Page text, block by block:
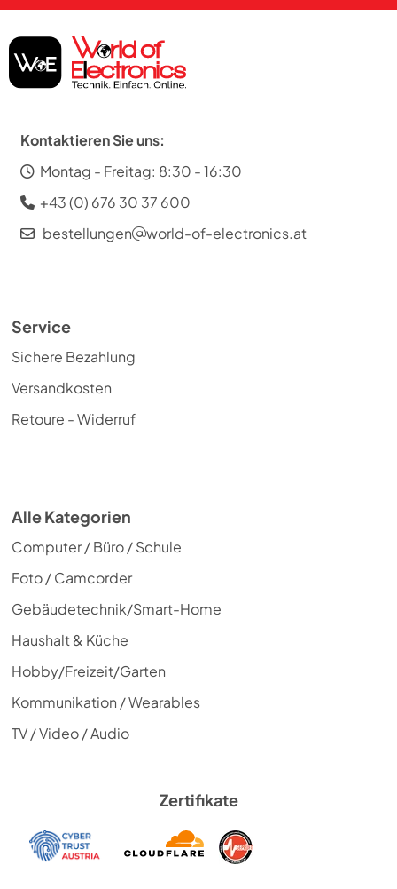
Kontaktieren Sie uns:
Montag - Freitag: 8:30 - 16:30
+43 (0) 676 30 37 600
bestellungen
world-of-electronics.at
Service
Sichere Bezahlung
Versandkosten
Retoure - Widerruf
Alle Kategorien
Computer / Büro / Schule
Foto / Camcorder
Gebäudetechnik/Smart-Home
Haushalt & Küche
Hobby/Freizeit/Garten
Kommunikation / Wearables
TV / Video / Audio
Zertifikate